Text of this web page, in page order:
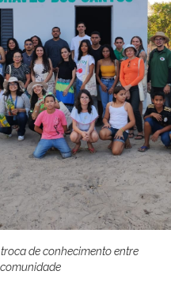
de conhecimento entre